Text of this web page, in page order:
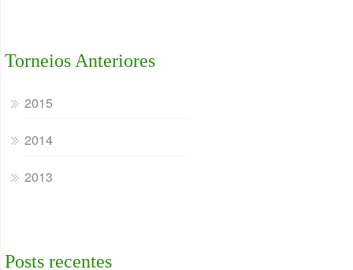
Torneios Anteriores
2015
2014
2013
Posts recentes